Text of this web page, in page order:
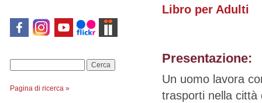
Pagina di ricerca »
Libro per Adulti
Presentazione:
Un uomo lavora
trasporti nella città